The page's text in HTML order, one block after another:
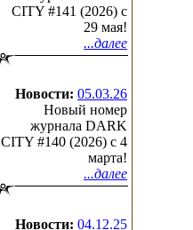
CITY #141 (2026) c
29 мая!
...далее
Новости: 05.03.26
Новый номер
журнала DARK
CITY #140 (2026) c 4
марта!
...далее
Новости: 04.12.25